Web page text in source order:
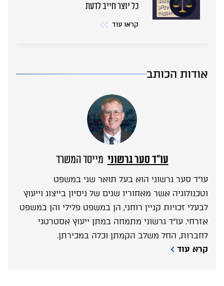
כל יוצר חייב לדעת
קראו עוד
אודות הכותב
עו”ד סער גרשוני מייסד המשרד
עו”ד סער גרשוני הוא בעל תואר שני במשפט
וטכנולוגיה אשר מאחוריו שנים של ניסיון בייצוג וייעוץ
לבעלי זכויות קניין רוחני, הן במשפט פלילי והן במשפט
אזרחי. עו”ד גרשוני מתמחה במתן ייעוץ אסטרטגי
לחברות, החל משלב הקמתן וכלה במכירתן.
קרא עוד